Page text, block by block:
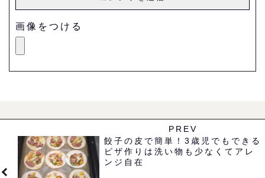
画像をつける
PREV
餃子の皮で簡単！3歳児でもできる
ピザ作りは洗い物も少なくてアレ
ンジ自在